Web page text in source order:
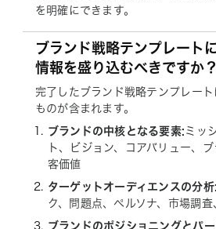
を明確にできます。
ブランド戦略テンプレート
情報を盛り込むべきですか？
完了したブランド戦略テンプレー
ものが含まれます。
ブランドの中核となる要素: ミッ
ト、ビジョン、コアバリュー、
客価値
ターゲットオーディエンスの分析:
ク、問題点、ペルソナ、市場調
ブランドのポジショニングとパ